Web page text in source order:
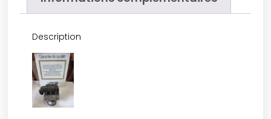
Description